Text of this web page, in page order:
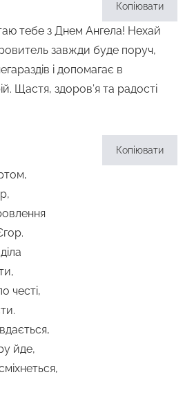
Копіювати
тебе з Днем Ангела! Нехай
завжди буде поруч,
і допомагає в
Щастя, здоров’я та радості
Копіювати
честі,
йде,